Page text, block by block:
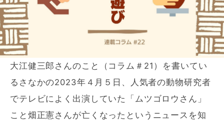
大江健三郎さんのこと（コラム＃21）を書いてい
るさなかの2023年４月５日、人気者の動物研究者
でテレビによく出演していた「ムツゴロウさん」
こと畑正憲さんが亡くなったというニュースを知